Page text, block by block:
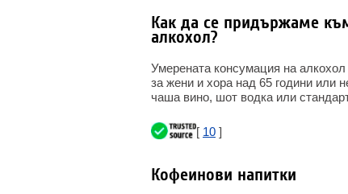
Как да се придържаме
алкохол?
Умерената консумация на
за жени и хора над 65 години или
чаша вино, шот водка или
[ 10 ]
Кофеинови напитки